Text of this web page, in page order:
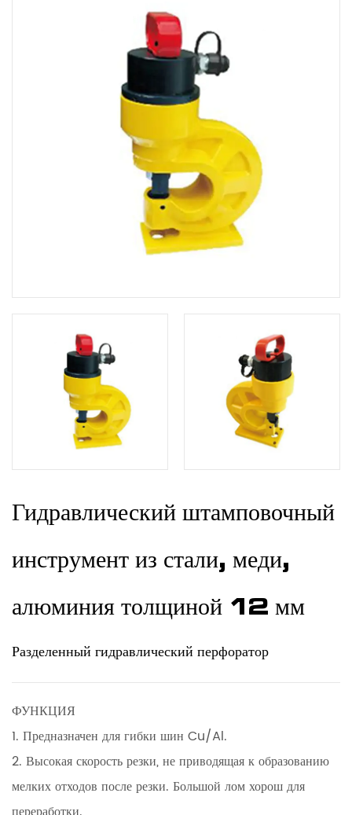
Гидравлический штамповочный
инструмент из стали, меди,
алюминия толщиной 12 мм
Разделенный гидравлический перфоратор
ФУНКЦИЯ
1. Предназначен для гибки шин Cu/Al.
2. Высокая скорость резки, не приводящая к образованию
мелких отходов после резки. Большой лом хорош для